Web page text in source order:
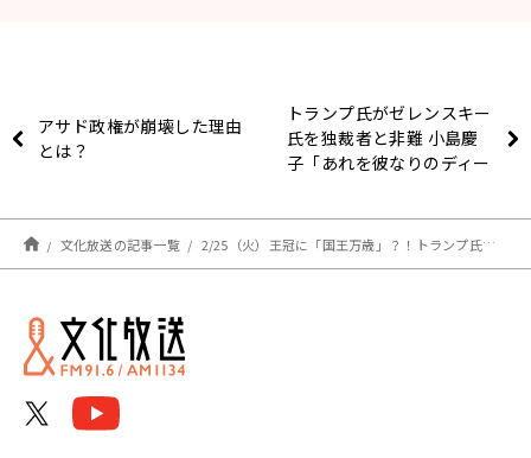
アサド政権が崩壊した理由
とは？
トランプ氏がゼレンスキー
氏を独裁者と非難 小島慶
子「あれを彼なりのディー
けない」
文化放送の記事一覧 2/25（火）王冠に「国王万歳」？！トランプ氏は何を目指しているのか？？